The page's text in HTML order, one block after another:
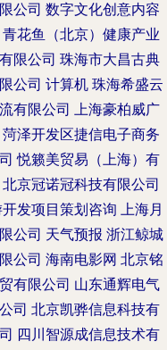
公司 数字文化创意内容
青花鱼（北京）健康产业
限公司 珠海市大昌古典
公司 计算机 珠海希盛云
有限公司 上海豪柏威广
菏泽开发区捷信电子商务
悦籁美贸易（上海）有
北京冠诺冠科技有限公司
发项目策划咨询 上海月
公司 天气预报 浙江鲸城
公司 海南电影网 北京铭
有限公司 山东通辉电气
司 北京凯骅信息科技有
四川智源成信息技术有